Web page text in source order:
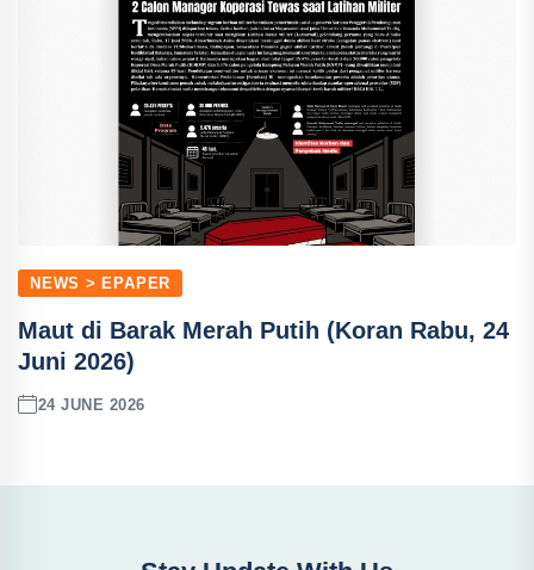
NEWS > EPAPER
Maut di Barak Merah Putih (Koran Rabu, 24
Juni 2026)
24 JUNE 2026